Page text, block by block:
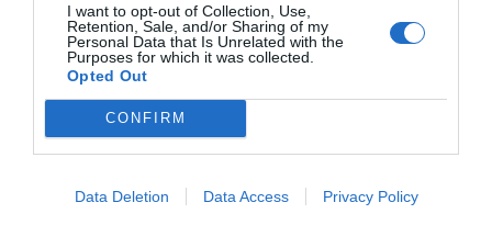
I want to opt-out of Collection, Use,
Retention, Sale, and/or Sharing of my
Personal Data that Is Unrelated with the
Purposes for which it was collected.
Opted Out
CONFIRM
Data Deletion Data Access Privacy Policy
Σχετικά προϊόντα